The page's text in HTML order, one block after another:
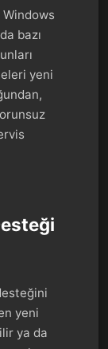
bazı
yeni
yeni
ya da